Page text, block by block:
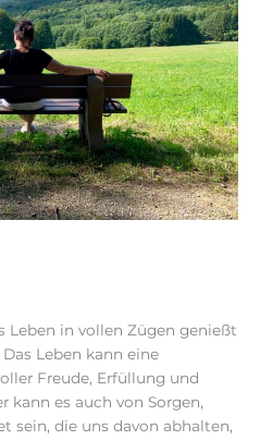
Leben in vollen Zügen genießt
Leben kann eine
Freude, Erfüllung und
kann es auch von Sorgen,
sein, die uns davon abhalten,